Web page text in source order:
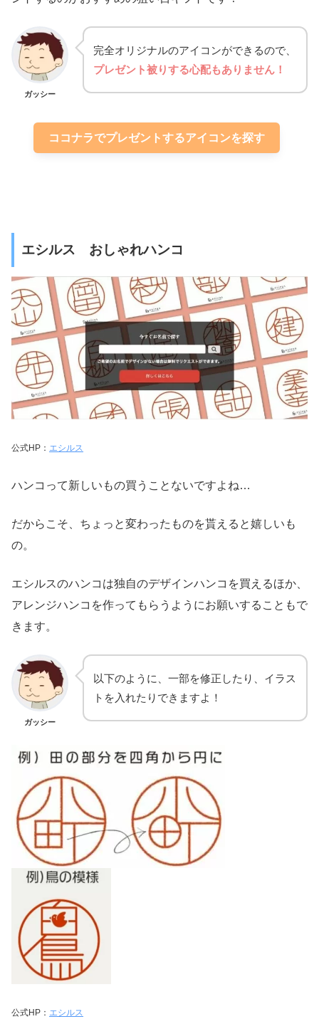
ガッシー
完全オリジナルのアイコンができるので、
プレゼント被りする心配もありません！
ココナラでプレゼントするアイコンを探す
エシルス おしゃれハンコ
公式HP： エシルス
ハンコって新しいもの買うことないですよね…
だからこそ、ちょっと変わったものを貰えると嬉しいも
の。
エシルスのハンコは独自のデザインハンコを買えるほか、
アレンジハンコを作ってもらうようにお願いすることもで
きます。
ガッシー
以下のように、一部を修正したり、イラス
トを入れたりできますよ！
公式HP： エシルス